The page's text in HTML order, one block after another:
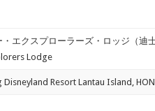
エクスプローラーズ・ロッジ（迪
Lodge
Disneyland Resort Lantau Island,